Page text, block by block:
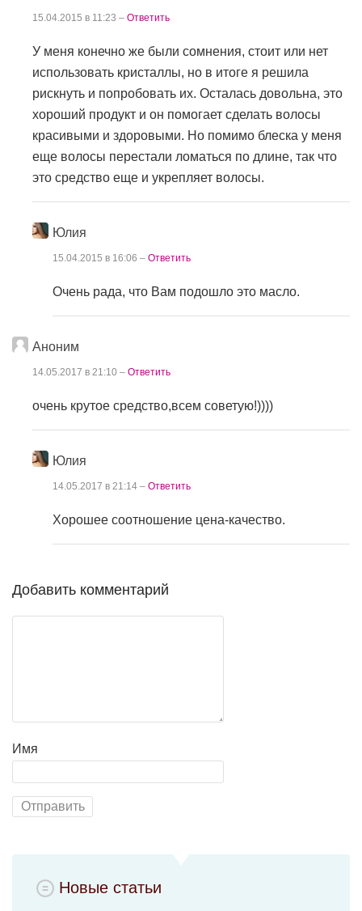
15.04.2015 в 11:23 – Ответить
У меня конечно же были сомнения, стоит или нет
использовать кристаллы, но в итоге я решила
рискнуть и попробовать их. Осталась довольна, это
хороший продукт и он помогает сделать волосы
красивыми и здоровыми. Но помимо блеска у меня
еще волосы перестали ломаться по длине, так что
это средство еще и укрепляет волосы.
Юлия
15.04.2015 в 16:06 – Ответить
Очень рада, что Вам подошло это масло.
Аноним
14.05.2017 в 21:10 – Ответить
очень крутое средство,всем советую!))))
Юлия
14.05.2017 в 21:14 – Ответить
Хорошее соотношение цена-качество.
Добавить комментарий
Имя
Новые статьи